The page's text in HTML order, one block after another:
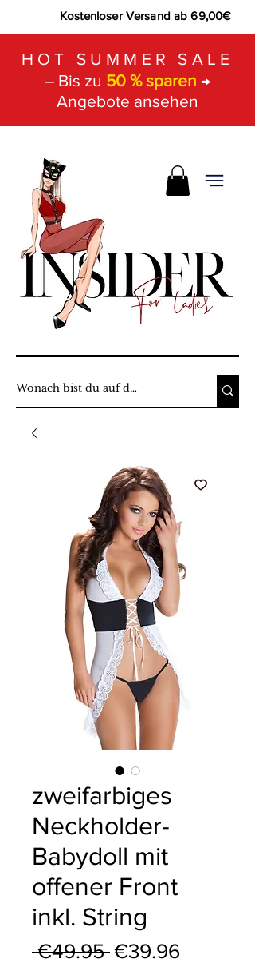
Kostenloser Versand ab 69,00€
HOT SUMMER SALE
– Bis zu 50 % sparen →
Angebote ansehen
zweifarbiges
Neckholder-
Babydoll mit
offener Front
inkl. String
€49.95 Regular Price
€39.96